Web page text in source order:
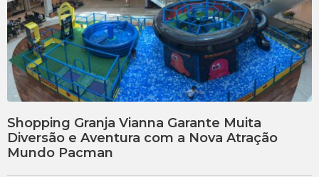
Shopping Granja Vianna Garante Muita
Diversão e Aventura com a Nova Atração
Mundo Pacman